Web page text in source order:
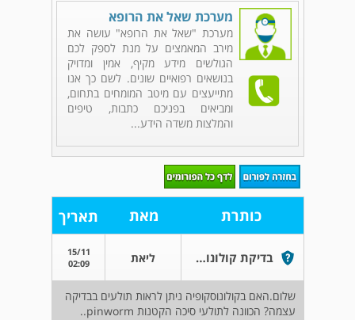
מערכת שאל את הרופא
מערכת "שאל את הרופא" עושה את
מירב המאמצים על מנת לספק לכם
הגולשים מידע מקיף, אמין ומדויק
בנושאים רפואיים שונים. לשם כך אנו
מתייעצים עם מיטב המומחים בתחום,
ומביאים בפניכם כתבות, טיפים
והמלצות משדה הידע...
כותרת מאת תאריך
בדיקת קולונוסקופיה ליאת
15/11
02:09
שלום.האם בקולונוסקופיה ניתן לראות תולעים בבדיקה
עצמה? הכוונה לתולעי סיכה הקטנות pinworm..